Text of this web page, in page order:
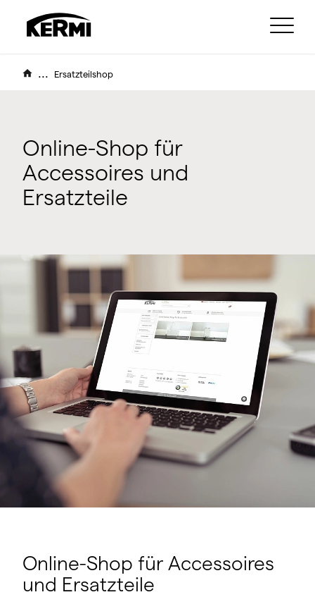
... Ersatzteilshop
Online-Shop für
Accessoires und
Ersatzteile
Online-Shop für Accessoires
und Ersatzteile